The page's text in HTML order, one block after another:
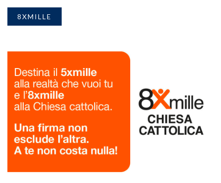
8XMILLE